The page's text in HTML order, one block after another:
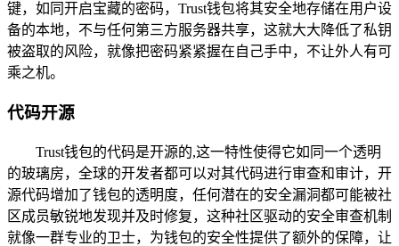
键，如同开启宝藏的密码，Trust钱包将其安全地存储在用户设
备的本地，不与任何第三方服务器共享，这就大大降低了私钥
被盗取的风险，就像把密码紧紧握在自己手中，不让外人有可
乘之机。
代码开源
Trust钱包的代码是开源的,这一特性使得它如同一个透明
的玻璃房，全球的开发者都可以对其代码进行审查和审计，开
源代码增加了钱包的透明度，任何潜在的安全漏洞都可能被社
区成员敏锐地发现并及时修复，这种社区驱动的安全审查机制
就像一群专业的卫士，为钱包的安全性提供了额外的保障，让